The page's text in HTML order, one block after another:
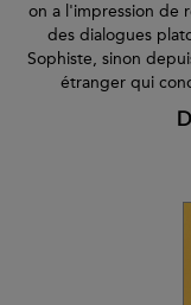
on a l'impression de
des dialogues
Sophiste, sinon
étranger qui